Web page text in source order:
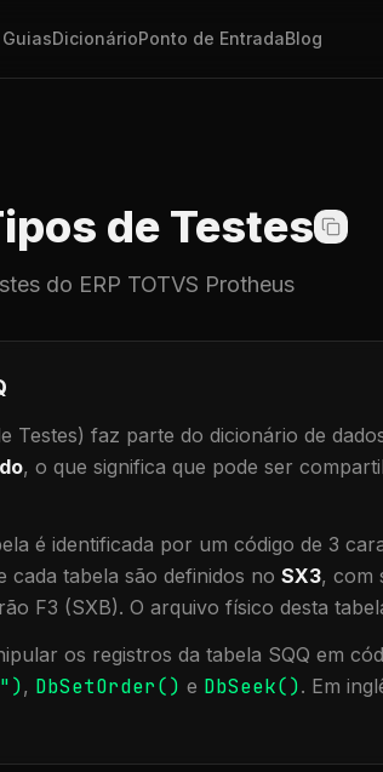
GuiasDicionárioPonto de EntradaBlog
de Testes
do ERP TOTVS Protheus
Testes) faz parte do dicionário de
, o que significa que pode ser
é identificada por um código de 3
cada tabela são definidos no SX3, com
F3 (SXB). O arquivo físico desta
os registros da tabela SQQ em
"), DbSetOrder() e DbSeek(). Em